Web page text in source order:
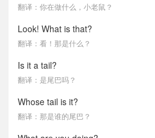
翻译：你在做什么，小老鼠？
Look! What is that?
翻译：看！那是什么？
Is it a tail?
翻译：是尾巴吗？
Whose tail is it?
翻译：那是谁的尾巴？